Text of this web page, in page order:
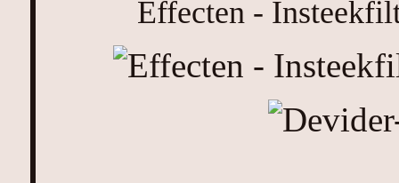
Effecten -